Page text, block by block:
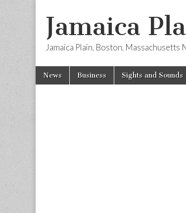
Jamaica
Jamaica Plain, Boston, Massachusetts
Main
menu
Skip
News Business Sights and Sounds